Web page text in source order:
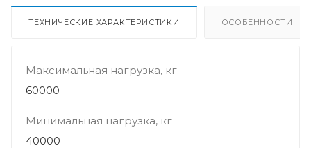
ТЕХНИЧЕСКИЕ ХАРАКТЕРИСТИКИ ОСОБЕННОСТИ
Максимальная нагрузка, кг
60000
Минимальная нагрузка, кг
40000